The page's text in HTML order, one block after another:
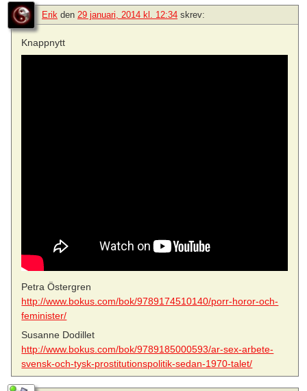
Erik den 29 januari, 2014 kl. 12:34 skrev:
Knappnytt
Petra Östergren
http://www.bokus.com/bok/9789174510140/porr-horor-och-
feminister/
Susanne Dodillet
http://www.bokus.com/bok/9789185000593/ar-sex-arbete-
svensk-och-tysk-prostitutionspolitik-sedan-1970-talet/